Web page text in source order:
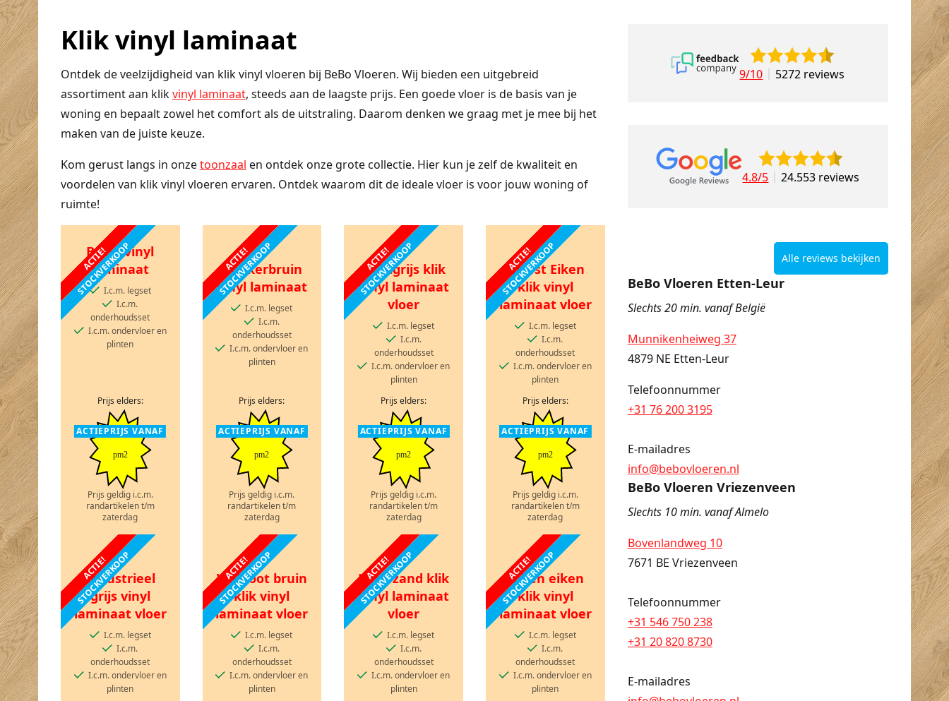
Klik vinyl laminaat
Ontdek de veelzijdigheid van klik vinyl vloeren bij BeBo Vloeren. Wij bieden een uitgebreid
assortiment aan klikvinyl laminaat, steeds aan de laagste prijs. Een goede vloer is de basis van je
woning en bepaalt zowel het comfort als de uitstraling. Daarom denken we graag met je mee bij het
maken van de juiste keuze.
Kom gerust langs in onzetoonzaal en ontdek onze grote collectie. Hier kun je zelf de kwaliteit en
voordelen van klik vinyl vloeren ervaren. Ontdek waarom dit de ideale vloer is voor jouw woning of
ruimte!
ACTIE!
STOCKVERKOOP
Bruin vinyl
laminaat
I.c.m. legset
I.c.m.
onderhoudsset
I.c.m. ondervloer en
plinten
Prijs elders:
ACTIEPRIJS VANAF
pm2
Prijs geldig i.c.m.
randartikelen t/m
zaterdag
ACTIE!
STOCKVERKOOP
Donkerbruin
vinyl laminaat
I.c.m. legset
I.c.m.
onderhoudsset
I.c.m. ondervloer en
plinten
Prijs elders:
ACTIEPRIJS VANAF
pm2
Prijs geldig i.c.m.
randartikelen t/m
zaterdag
ACTIE!
STOCKVERKOOP
Lichtgrijs klik
vinyl laminaat
vloer
I.c.m. legset
I.c.m.
onderhoudsset
I.c.m. ondervloer en
plinten
Prijs elders:
ACTIEPRIJS VANAF
pm2
Prijs geldig i.c.m.
randartikelen t/m
zaterdag
ACTIE!
STOCKVERKOOP
Herfst Eiken
klik vinyl
laminaat vloer
I.c.m. legset
I.c.m.
onderhoudsset
I.c.m. ondervloer en
plinten
Prijs elders:
ACTIEPRIJS VANAF
pm2
Prijs geldig i.c.m.
randartikelen t/m
zaterdag
ACTIE!
STOCKVERKOOP
Industrieel
grijs vinyl
laminaat vloer
I.c.m. legset
I.c.m.
onderhoudsset
I.c.m. ondervloer en
plinten
ACTIE!
STOCKVERKOOP
Walnoot bruin
klik vinyl
laminaat vloer
I.c.m. legset
I.c.m.
onderhoudsset
I.c.m. ondervloer en
plinten
ACTIE!
STOCKVERKOOP
Licht zand klik
vinyl laminaat
vloer
I.c.m. legset
I.c.m.
onderhoudsset
I.c.m. ondervloer en
plinten
ACTIE!
STOCKVERKOOP
Ebben eiken
klik vinyl
laminaat vloer
I.c.m. legset
I.c.m.
onderhoudsset
I.c.m. ondervloer en
plinten
9/10 5272 reviews
4.8/5 24.553 reviews
Alle reviews bekijken
BeBo Vloeren Etten-Leur
Slechts 20 min. vanaf België
Munnikenheiweg 37
4879 NE Etten-Leur
Telefoonnummer
+31 76 200 3195
E-mailadres
info@bebovloeren.nl
BeBo Vloeren Vriezenveen
Slechts 10 min. vanaf Almelo
Bovenlandweg 10
7671 BE Vriezenveen
Telefoonnummer
+31 546 750 238
+31 20 820 8730
E-mailadres